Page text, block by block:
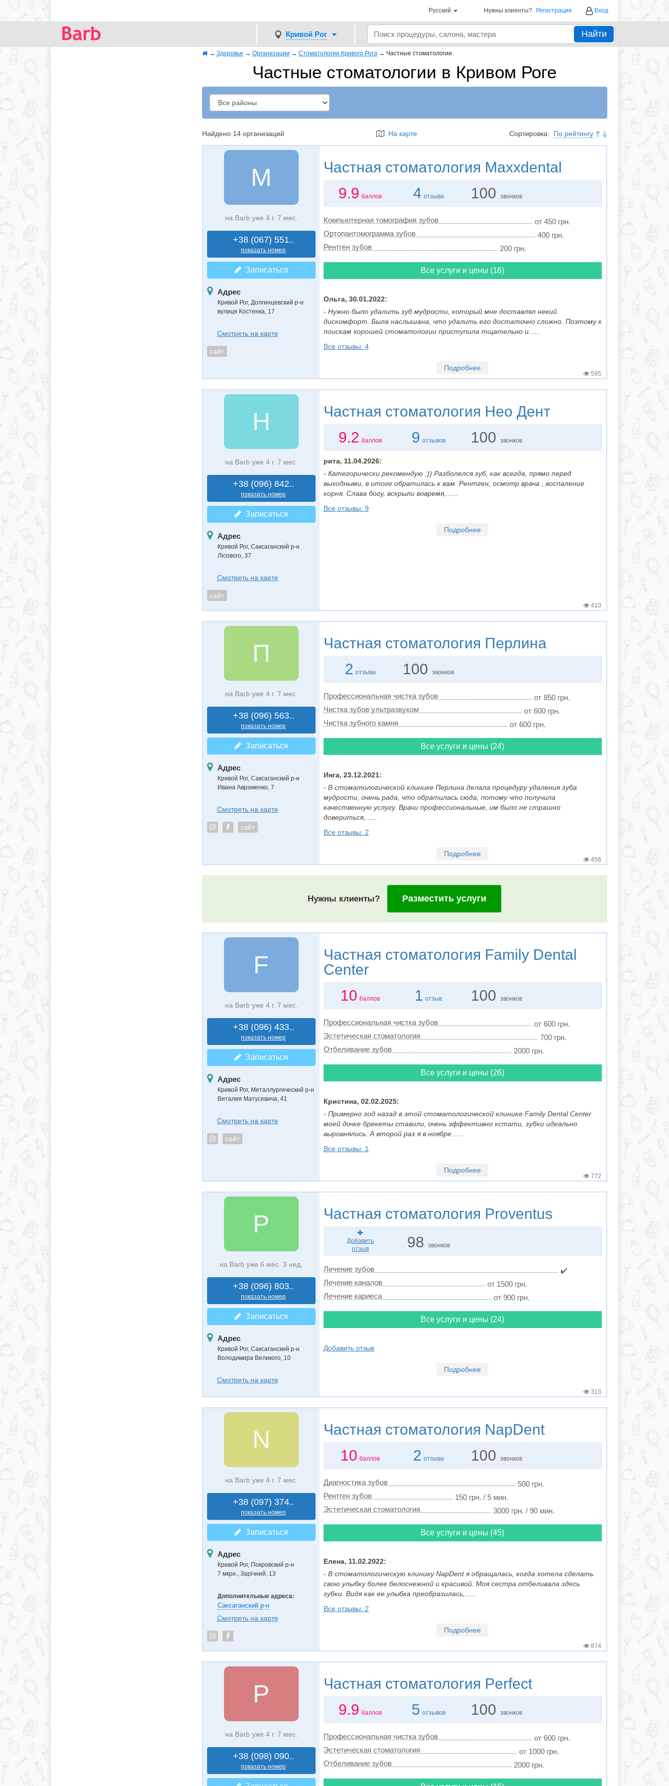
Русский Нужны клиенты? Регистрация Вход
Кривой Рог Найти
→ Здоровье → Организации → Стоматологии Кривого Рога → Частные стоматологии
Частные стоматологии в Кривом Роге
Найдено 14 организаций На карте Сортировка: По рейтингу
M
на Barb уже 4 г. 7 мес.
+38 (067) 551..
показать номер
Записаться
Адрес
Кривой Рог, Долгинцевский р-н
вулиця Костенка, 17
Смотреть на карте
сайт
Частная стоматология Maxxdental
9.9 баллов 4 отзыва 100 звонков
Компьютерная томография зубов
от 450 грн.
Ортопантомограмма зубов
400 грн.
Рентген зубов
200 грн.
Все услуги и цены (16)
Ольга, 30.01.2022:
- Нужно было удалить зуб мудрости, который мне доставлял некий
дискомфорт. Была наслышана, что удалить его достаточно сложно. Поэтому к
поискам хорошей стоматологии приступила тщательно и......
Все отзывы: 4
Подробнее
595
Н
на Barb уже 4 г. 7 мес.
+38 (096) 842..
показать номер
Записаться
Адрес
Кривой Рог, Саксаганский р-н
Лісового, 37
Смотреть на карте
сайт
Частная стоматология Нео Дент
9.2 баллов 9 отзывов 100 звонков
рита, 11.04.2026:
- Категорически рекомендую ;)) Разболелся зуб, как всегда, прямо перед
выходными, в итоге обратилась к вам. Рентген, осмотр врача , воспаление
корня. Слава богу, вскрыли вовремя,......
Все отзывы: 9
Подробнее
410
П
на Barb уже 4 г. 7 мес.
+38 (096) 563..
показать номер
Записаться
Адрес
Кривой Рог, Саксаганский р-н
Ивана Авраменко, 7
Смотреть на карте
сайт
Частная стоматология Перлина
2 отзыва 100звонков
Профессиональная чистка зубов
от 850 грн.
Чистка зубов ультразвуком
от 600 грн.
Чистка зубного камня
от 600 грн.
Все услуги и цены (24)
Инга, 23.12.2021:
- В стоматологической клинике Перлина делала процедуру удаления зуба
мудрости, очень рада, что обратилась сюда, потому что получила
качественную услугу. Врачи профессиональные, им было не страшно
довериться,......
Все отзывы: 2
Подробнее
456
Нужны клиенты? Разместить услуги
F
на Barb уже 4 г. 7 мес.
+38 (096) 433..
показать номер
Записаться
Адрес
Кривой Рог, Металлургический р-н
Виталия Матусевича, 41
Смотреть на карте
сайт
Частная стоматология Family Dental
Center
10 баллов 1 отзыв 100 звонков
Профессиональная чистка зубов
от 600 грн.
Эстетическая стоматология
700 грн.
Отбеливание зубов
2000 грн.
Все услуги и цены (26)
Кристина, 02.02.2025:
- Примерно год назад в этой стоматологической клинике Family Dental Center
моей дочке брекеты ставили, очень эффективно кстати, зубки идеально
выровнялись. А второй раз я в ноябре......
Все отзывы: 1
Подробнее
772
P
на Barb уже 6 мес. 3 нед.
+38 (096) 803..
показать номер
Записаться
Адрес
Кривой Рог, Саксаганский р-н
Володимира Великого, 10
Смотреть на карте
Частная стоматология Proventus
Добавить
отзыв
98 звонков
Лечение зубов
✔️
Лечение каналов
от 1500 грн.
Лечение кариеса
от 900 грн.
Все услуги и цены (24)
Добавить отзыв
Подробнее
313
N
на Barb уже 4 г. 7 мес.
+38 (097) 374..
показать номер
Записаться
Адрес
Кривой Рог, Покровский р-н
7 мкрн., Зарічний, 13
Дополнительные адреса:
Саксаганский р-н
Смотреть на карте
Частная стоматология NapDent
10 баллов 2 отзыва 100 звонков
Диагностика зубов
500 грн.
Рентген зубов
150 грн. / 5 мин.
Эстетическая стоматология
3000 грн. / 90 мин.
Все услуги и цены (45)
Елена, 11.02.2022:
- В стоматологическую клинику NapDent я обращалась, когда хотела сделать
свою улыбку более белоснежной и красивой. Моя сестра отбеливала здесь
зубки. Видя как ее улыбка преобразилась,......
Все отзывы: 2
Подробнее
874
P
на Barb уже 4 г. 7 мес.
+38 (098) 090..
показать номер
Частная стоматология Perfect
9.9 баллов 5 отзывов 100 звонков
Профессиональная чистка зубов
от 600 грн.
Эстетическая стоматология
от 1000 грн.
Отбеливание зубов
2000 грн.